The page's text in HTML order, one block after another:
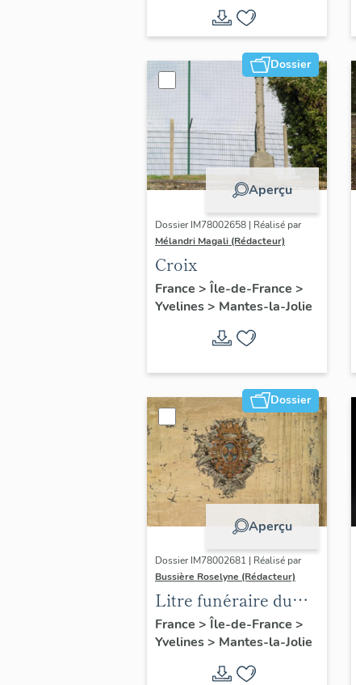
Dossier
Aperçu
Dossier IM78002658 | Réalisé par
Mélandri Magali (Rédacteur)
Croix
France > Île-de-France >
Yvelines> Mantes-la-Jolie
Dossier
Aperçu
Dossier IM78002681 | Réalisé par
Bussière Roselyne (Rédacteur)
Litre funéraire du
prince de Conti
France > Île-de-France >
Yvelines> Mantes-la-Jolie